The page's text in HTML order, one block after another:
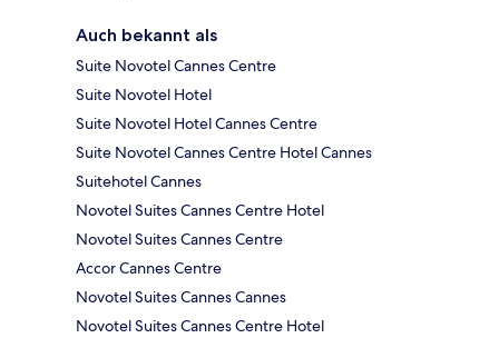
Auch bekannt als
Suite Novotel Cannes Centre
Suite Novotel Hotel
Suite Novotel Hotel Cannes Centre
Suite Novotel Cannes Centre Hotel Cannes
Suitehotel Cannes
Novotel Suites Cannes Centre Hotel
Novotel Suites Cannes Centre
Accor Cannes Centre
Novotel Suites Cannes Cannes
Novotel Suites Cannes Centre Hotel